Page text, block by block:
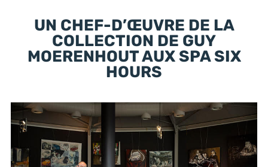
UN CHEF-D’ŒUVRE DE LA
COLLECTION DE GUY
MOERENHOUT AUX SPA SIX
HOURS